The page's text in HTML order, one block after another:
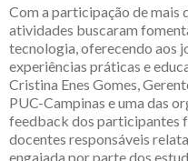
Com a participação de mais
atividades buscaram
tecnologia, oferecendo aos
experiências práticas e
Cristina Enes Gomes,
PUC-Campinas e uma das
feedback dos participantes
docentes responsáveis
engajada por parte dos